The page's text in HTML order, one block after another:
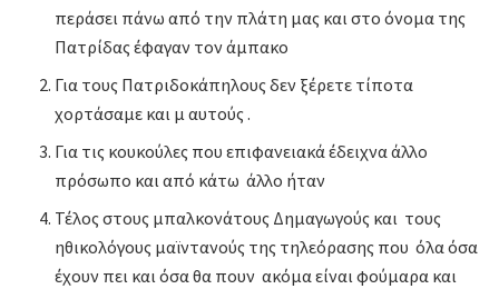
περάσει πάνω από την πλάτη μας και στο όνομα της
Πατρίδας έφαγαν τον άμπακο
Για τους Πατριδοκάπηλους δεν ξέρετε τίποτα
χορτάσαμε και μ αυτούς .
Για τις κουκούλες που επιφανειακά έδειχνα άλλο
πρόσωπο και από κάτω άλλο ήταν
Τέλος στους μπαλκονάτους Δημαγωγούς και τους
ηθικολόγους μαϊντανούς της τηλεόρασης που όλα όσα
έχουν πει και όσα θα πουν ακόμα είναι φούμαρα και